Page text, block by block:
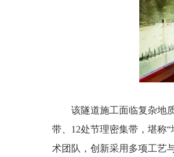
该隧道施工面临复杂地
带、12处节理密集带，堪称
术团队，创新采用多项工艺